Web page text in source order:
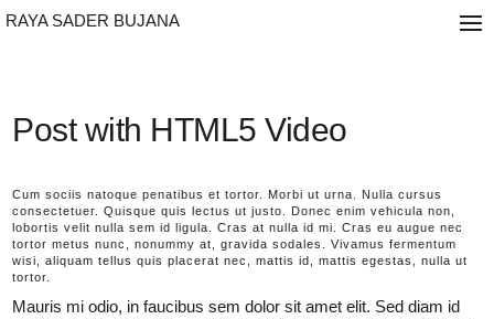
RAYA SADER BUJANA
Post with HTML5 Video
Cum sociis natoque penatibus et tortor. Morbi ut urna. Nulla cursus
consectetuer. Quisque quis lectus ut justo. Donec enim vehicula non,
lobortis velit nulla sem id ligula. Cras at nulla id mi. Cras eu augue nec
tortor metus nunc, nonummy at, gravida sodales. Vivamus fermentum
wisi, aliquam tellus quis placerat nec, mattis id, mattis egestas, nulla ut
tortor.
Mauris mi odio, in faucibus sem dolor sit amet elit. Sed diam id